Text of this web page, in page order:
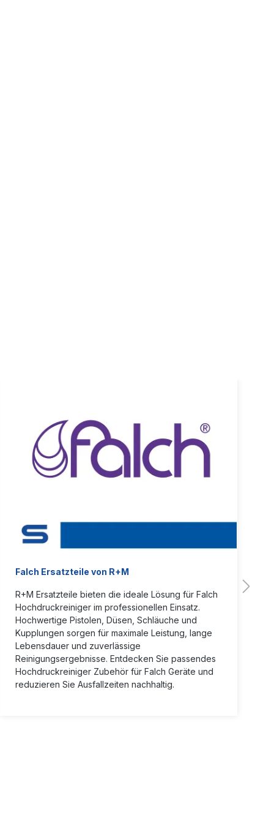
Falch Ersatzteile von R+M
R+M Ersatzteile bieten die ideale Lösung für Falch
Hochdruckreiniger im professionellen Einsatz.
Hochwertige Pistolen, Düsen, Schläuche und
Kupplungen sorgen für maximale Leistung, lange
Lebensdauer und zuverlässige
Reinigungsergebnisse. Entdecken Sie passendes
Hochdruckreiniger Zubehör für Falch Geräte und
reduzieren Sie Ausfallzeiten nachhaltig.